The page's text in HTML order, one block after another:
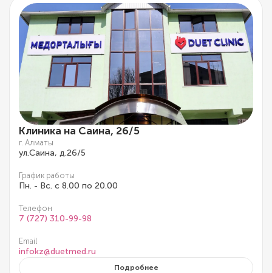
Клиника на Саина, 26/5
г. Алматы
ул.Саина, д.26/5
График работы
Пн. - Вс. с 8.00 по 20.00
Телефон
7 (727) 310-99-98
Email
infokz@duetmed.ru
Подробнее